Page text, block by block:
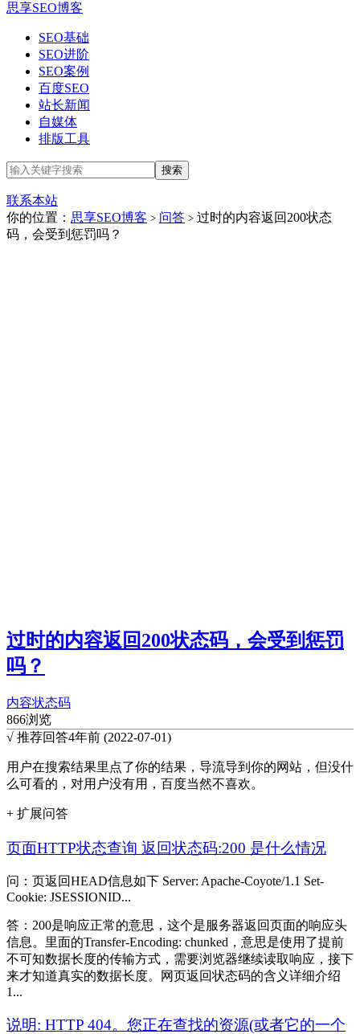
思享SEO博客
SEO基础
SEO进阶
SEO案例
百度SEO
站长新闻
自媒体
排版工具
联系本站
你的位置： 思享SEO博客 > 问答 > 过时的内容返回200状态
码，会受到惩罚吗？
过时的内容返回200状态码，会受到惩罚
吗？
内容状态码
866浏览
√ 推荐回答4年前 (2022-07-01)
用户在搜索结果里点了你的结果，导流导到你的网站，但没什
么可看的，对用户没有用，百度当然不喜欢。
+ 扩展问答
页面HTTP状态查询 返回状态码:200 是什么情况
问：页返回HEAD信息如下 Server: Apache-Coyote/1.1 Set-
Cookie: JSESSIONID...
答：200是响应正常的意思，这个是服务器返回页面的响应头
信息。里面的Transfer-Encoding: chunked，意思是使用了提前
不可知数据长度的传输方式，需要浏览器继续读取响应，接下
来才知道真实的数据长度。网页返回状态码的含义详细介绍
1...
说明: HTTP 404。您正在查找的资源(或者它的一个